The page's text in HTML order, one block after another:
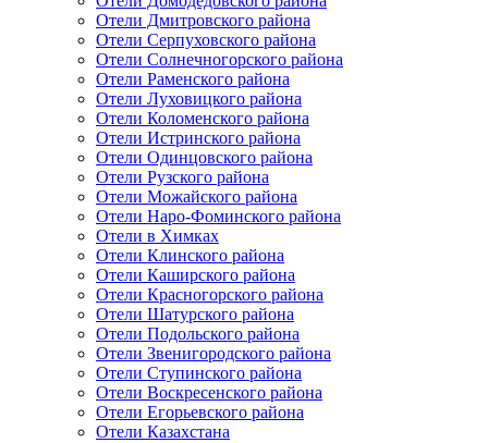
Отели Дмитровского района
Отели Серпуховского района
Отели Солнечногорского района
Отели Раменского района
Отели Луховицкого района
Отели Коломенского района
Отели Истринского района
Отели Одинцовского района
Отели Рузского района
Отели Можайского района
Отели Наро-Фоминского района
Отели в Химках
Отели Клинского района
Отели Каширского района
Отели Красногорского района
Отели Шатурского района
Отели Подольского района
Отели Звенигородского района
Отели Ступинского района
Отели Воскресенского района
Отели Егорьевского района
Отели Казахстана